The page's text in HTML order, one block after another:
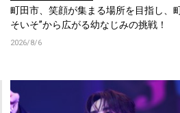
町田市、笑顔が集まる場所を目指し、
そいそ”から広がる幼なじみの挑戦！
2026/8/6